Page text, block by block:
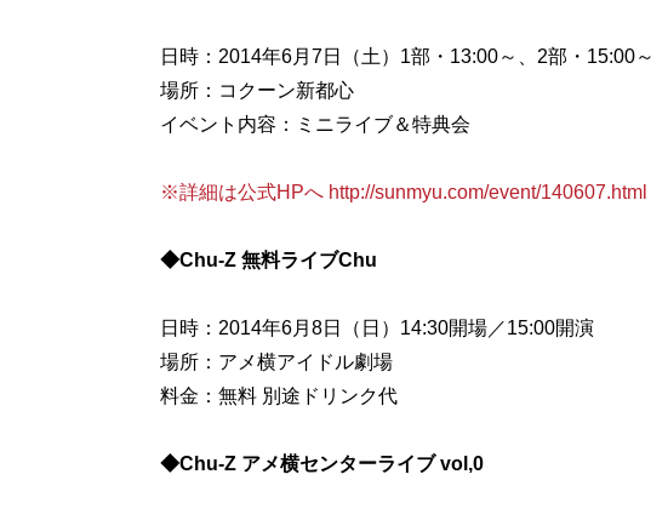
日時：2014年6月7日（土）1部・13:00～、2部・15:00～
場所：コクーン新都心
イベント内容：ミニライブ＆特典会
※詳細は公式HPへ http://sunmyu.com/event/140607.html
◆Chu-Z 無料ライブChu
日時：2014年6月8日（日）14:30開場／15:00開演
場所：アメ横アイドル劇場
料金：無料 別途ドリンク代
◆Chu-Z アメ横センターライブ vol,0